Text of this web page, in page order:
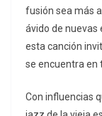
fusión sea más
ávido de nuevas
esta canción
se encuentra en
Con influencias